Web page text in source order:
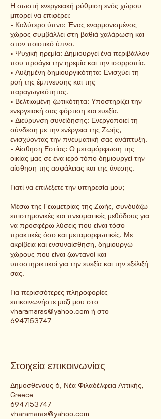
Η σωστή ενεργειακή ρύθμιση ενός χώρου
μπορεί να επιφέρει:
• Καλύτερο ύπνο: Ένας εναρμονισμένος
χώρος συμβάλλει στη βαθιά χαλάρωση και
στον ποιοτικό ύπνο.
• Ψυχική ηρεμία: Δημιουργεί ένα περιβάλλον
που προάγει την ηρεμία και την ισορροπία.
• Αυξημένη δημιουργικότητα: Ενισχύει τη
ροή της έμπνευσης και της
παραγωγικότητας.
• Βελτιωμένη ζωτικότητα: Υποστηρίζει την
ενεργειακή σας φόρτιση και ευεξία.
• Διεύρυνση συνείδησης: Ενεργοποιεί τη
σύνδεση με την ενέργεια της Ζωής,
ενισχύοντας την πνευματική σας ανάπτυξη.
• Αίσθηση Εστίας: Ο μεταμόρφωση της
οικίας μας σε ένα ιερό τόπο δημιουργεί την
αίσθηση της ασφάλειας και της άνεσης.
Γιατί να επιλέξετε την υπηρεσία μου;
Μέσω της Γεωμετρίας της Ζωής, συνδυάζω
επιστημονικές και πνευματικές μεθόδους για
να προσφέρω λύσεις που είναι τόσο
πρακτικές όσο και μεταμορφωτικές. Με
ακρίβεια και ενσυναίσθηση, δημιουργώ
χώρους που είναι ζωντανοί και
υποστηρικτικοί για την ευεξία και την εξέλιξή
σας.
Για περισσότερες πληροφορίες
επικοινωνήστε μαζί μου στο
vharamaras@yahoo.com ή στο
Στοιχεία επικοινωνίας
Δημοσθενους 6, Νέα Φιλαδέλφεια Αττικής,
Greece
6947153747
vharamaras@yahoo.com